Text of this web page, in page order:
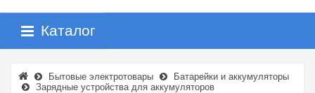
Каталог
Бытовые электротовары
Батарейки и аккумуляторы
Зарядные устройства для аккумуляторов